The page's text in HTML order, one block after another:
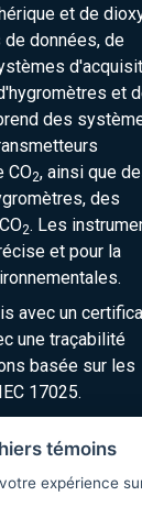
et de
données, de
et
des
CO2, ainsi que
des
2. Les
et pour la
avec un
une traçabilité
basée sur les
17025.
témoins
expérience